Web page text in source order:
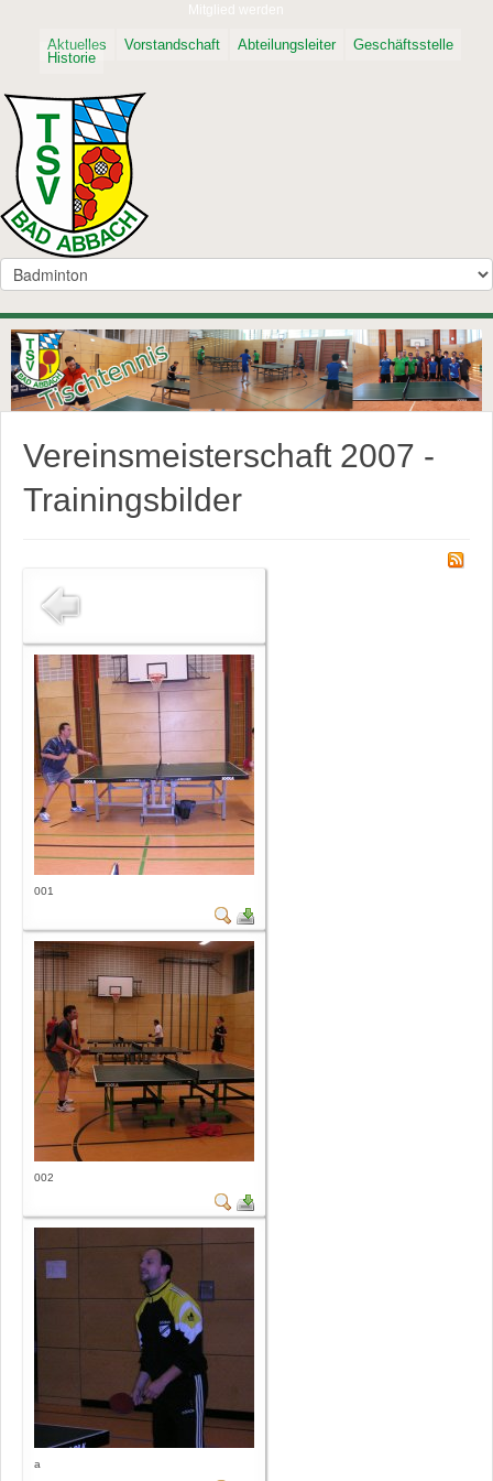
Mitglied werden
Aktuelles Vorstandschaft Abteilungsleiter
Geschäftsstelle
Historie
Vereinsmeisterschaft 2007 -
Trainingsbilder
001
002
a